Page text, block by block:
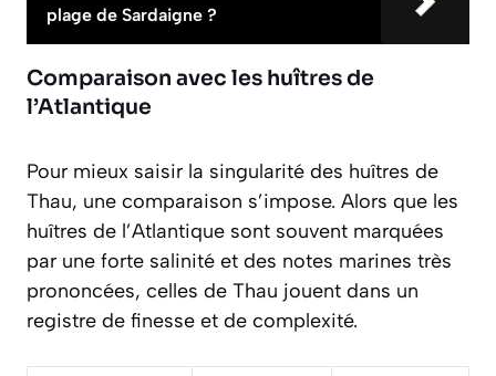
plage de Sardaigne ?
Comparaison avec les huîtres de
l’Atlantique
Pour mieux saisir la singularité des huîtres de
Thau, une comparaison s’impose. Alors que les
huîtres de l’Atlantique sont souvent marquées
par une forte salinité et des notes marines très
prononcées, celles de Thau jouent dans un
registre de finesse et de complexité.